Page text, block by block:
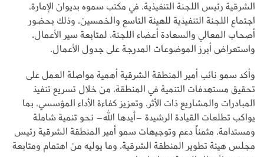
الشرقية رئيس اللجنة التنفيذية، في مكتب سموه بديوان الإمارة،
اجتماع اللجنة التنفيذية للهيئة التاسع والخمسين، وذلك بحضور
أصحاب المعالي والسعادة أعضاء اللجنة، لمتابعة سير الأعمال،
واستعراض أبرز الموضوعات المدرجة على جدول الأعمال.
وأكد سمو نائب أمير المنطقة الشرقية أهمية مواصلة العمل على
تحقيق مستهدفات التنمية في المنطقة، من خلال تسريع تنفيذ
المبادرات والمشاريع ذات الأثر، وتعزيز كفاءة الأداء المؤسسي، بما
يواكب تطلعات القيادة الرشيدة –أيدها الله– نحو تنمية شاملة
ومستدامة، مثمناً دعم وتوجيهات سمو أمير المنطقة الشرقية رئيس
مجلس هيئة تطوير المنطقة الشرقية، وما يوليه من اهتمام ومتابعة